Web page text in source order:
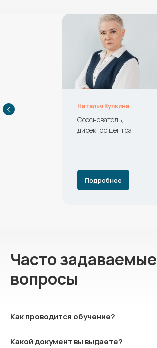
Наталья Купкина
Сооснователь,
директор центра
Подробнее
Часто задаваемые
вопросы
Как проводится обучение?
Какой документ вы выдаете?